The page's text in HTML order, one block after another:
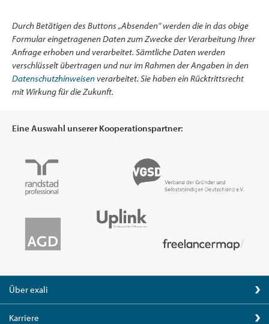
Durch Betätigen des Buttons „Absenden“ werden die in das obige
Formular eingetragenen Daten zum Zwecke der Verarbeitung Ihrer
Anfrage erhoben und verarbeitet. Sämtliche Daten werden
verschlüsselt übertragen und nur im Rahmen der Angaben in den
Datenschutzhinweisenverarbeitet. Sie haben ein Rücktrittsrecht
mit Wirkung für die Zukunft.
Eine Auswahl unserer Kooperationspartner:
Über exali
Karriere